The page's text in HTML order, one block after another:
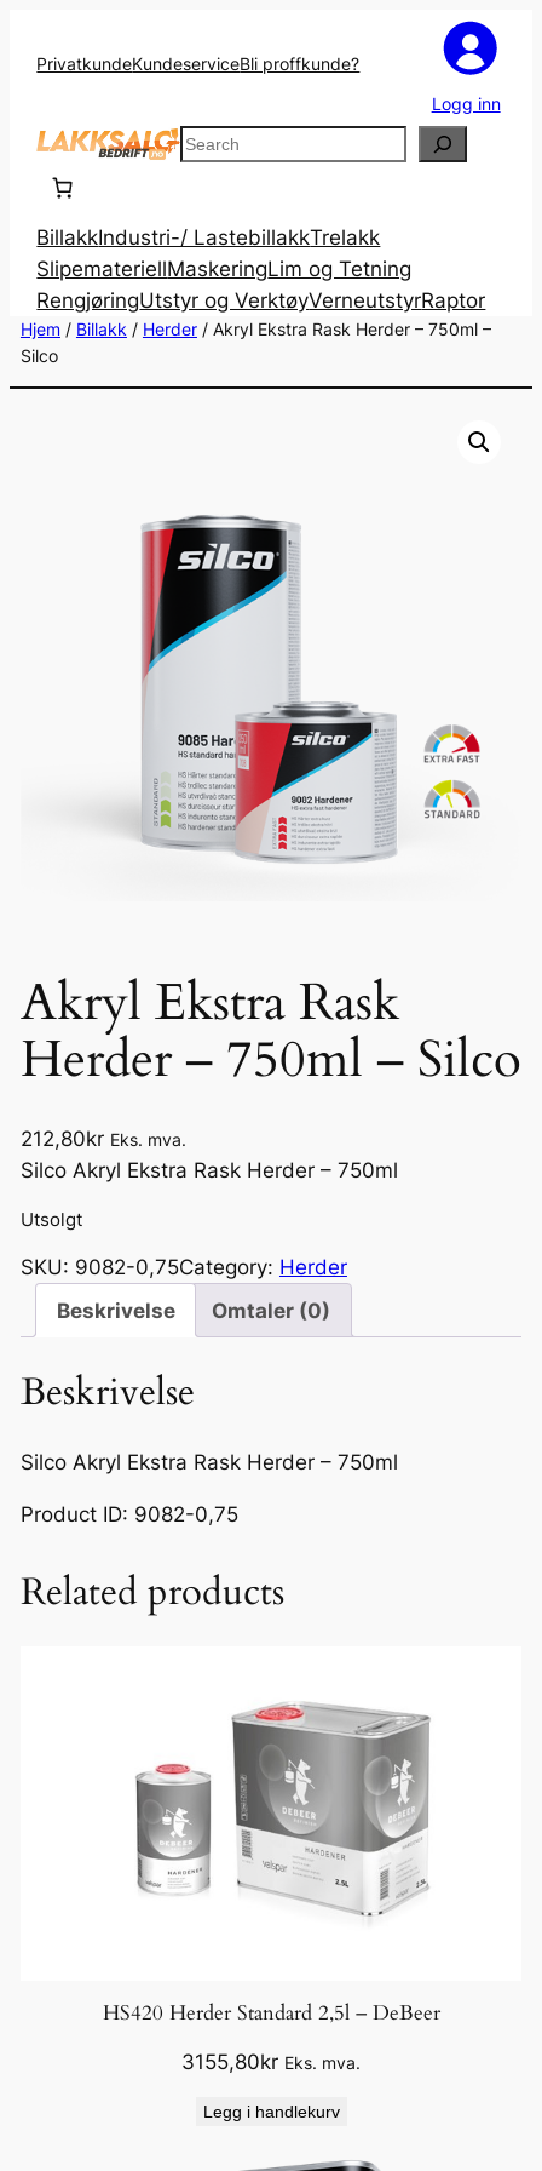
PrivatkundeKundeserviceBli proffkunde?
Logg inn
Search
BillakkIndustri-/ LastebillakkTrelakk
SlipemateriellMaskeringLim og Tetning
RengjøringUtstyr og VerktøyVerneutstyrRaptor
Hjem/ Billakk / Herder/ Akryl Ekstra Rask Herder – 750ml –
Silco
Akryl Ekstra Rask
Herder – 750ml – Silco
212,80kr Eks. mva.
Silco Akryl Ekstra Rask Herder – 750ml
Utsolgt
SKU: 9082-0,75Category: Herder
Beskrivelse
Omtaler (0)
Beskrivelse
Silco Akryl Ekstra Rask Herder – 750ml
Product ID: 9082-0,75
Related products
HS420 Herder Standard 2,5l – DeBeer
3155,80kr Eks. mva.
Legg i handlekurv